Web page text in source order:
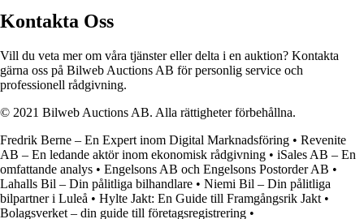
Kontakta Oss
Vill du veta mer om våra tjänster eller delta i en auktion? Kontakta
gärna oss på Bilweb Auctions AB för personlig service och
professionell rådgivning.
© 2021 Bilweb Auctions AB. Alla rättigheter förbehållna.
Fredrik Berne – En Expert inom Digital Marknadsföring • Revenite
AB – En ledande aktör inom ekonomisk rådgivning • iSales AB – En
omfattande analys • Engelsons AB och Engelsons Postorder AB •
Lahalls Bil – Din pålitliga bilhandlare • Niemi Bil – Din pålitliga
bilpartner i Luleå • Hylte Jakt: En Guide till Framgångsrik Jakt •
Bolagsverket – din guide till företagsregistrering •